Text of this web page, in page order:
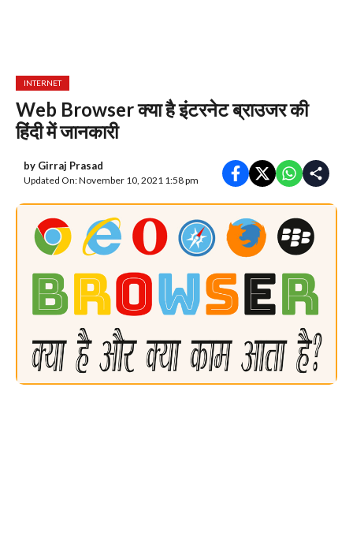
INTERNET
Web Browser क्या है इंटरनेट ब्राउजर की
हिंदी में जानकारी
by Girraj Prasad
Updated On: November 10, 2021 1:58 pm